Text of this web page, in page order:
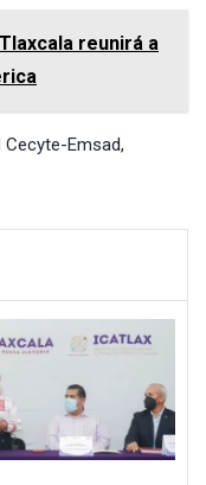
reunirá a
Cecyte-Emsad,